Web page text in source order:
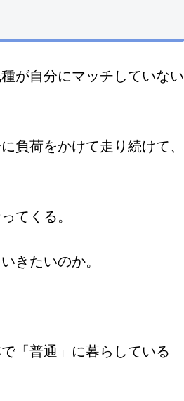
が自分にマッチしていない
負荷をかけて走り続けて、
てくる。
きたいのか。
「普通」に暮らしている